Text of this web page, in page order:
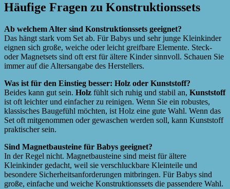
Häufige Fragen zu Konstruktionssets
Ab welchem Alter sind Konstruktionssets geeignet?
Das hängt stark vom Set ab. Für Babys und sehr junge Kleinkinder
eignen sich große, weiche oder leicht greifbare Elemente. Steck-
oder Magnetsets sind oft erst für ältere Kinder sinnvoll. Schauen Sie
immer auf die Altersangabe des Herstellers.
Was ist für den Einstieg besser: Holz oder Kunststoff?
Beides kann gut sein. Holz fühlt sich ruhig und stabil an, Kunststoff
ist oft leichter und einfacher zu reinigen. Wenn Sie ein robustes,
klassisches Baugefühl möchten, ist Holz eine gute Wahl. Wenn das
Set oft mitgenommen oder gewaschen werden soll, kann Kunststoff
praktischer sein.
Sind Magnetbausteine für Babys geeignet?
In der Regel nicht. Magnetbausteine sind meist für ältere
Kleinkinder gedacht, weil sie verschluckbare Kleinteile und
besondere Sicherheitsanforderungen mitbringen. Für Babys sind
große, einfache und weiche Konstruktionssets die passendere Wahl.